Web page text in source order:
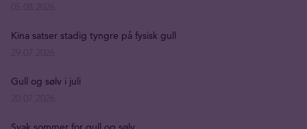
Kina satser stadig tyngre på fysisk gull
Gull og sølv i juli